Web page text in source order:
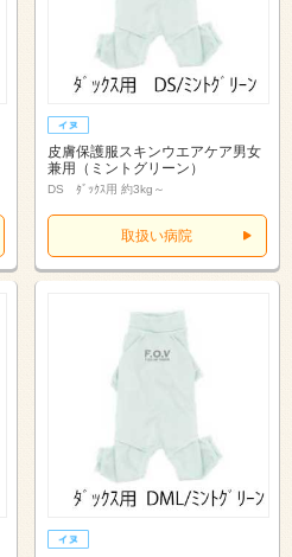
皮膚保護服スキンウエアケア男女
兼用（ミントグリーン）
DS ﾀﾞｯｸｽ用 約3kg～
取扱い病院